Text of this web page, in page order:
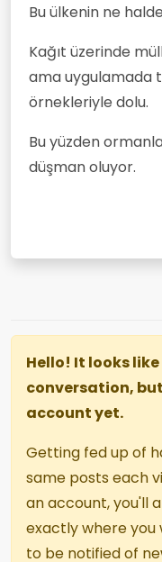
Bu ülkenin ne
Kağıt üzerinde
ama uygulamada
örnekleriyle dolu.
Bu yüzden
düşman oluyor.
Hello! It looks
conversation,
account yet.
Getting fed up of
same posts each
an account, you'll
exactly where you
to be notified of